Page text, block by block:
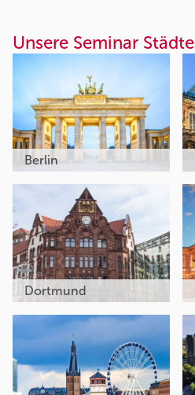
Unsere Seminar Städte
Berlin
Dortmund